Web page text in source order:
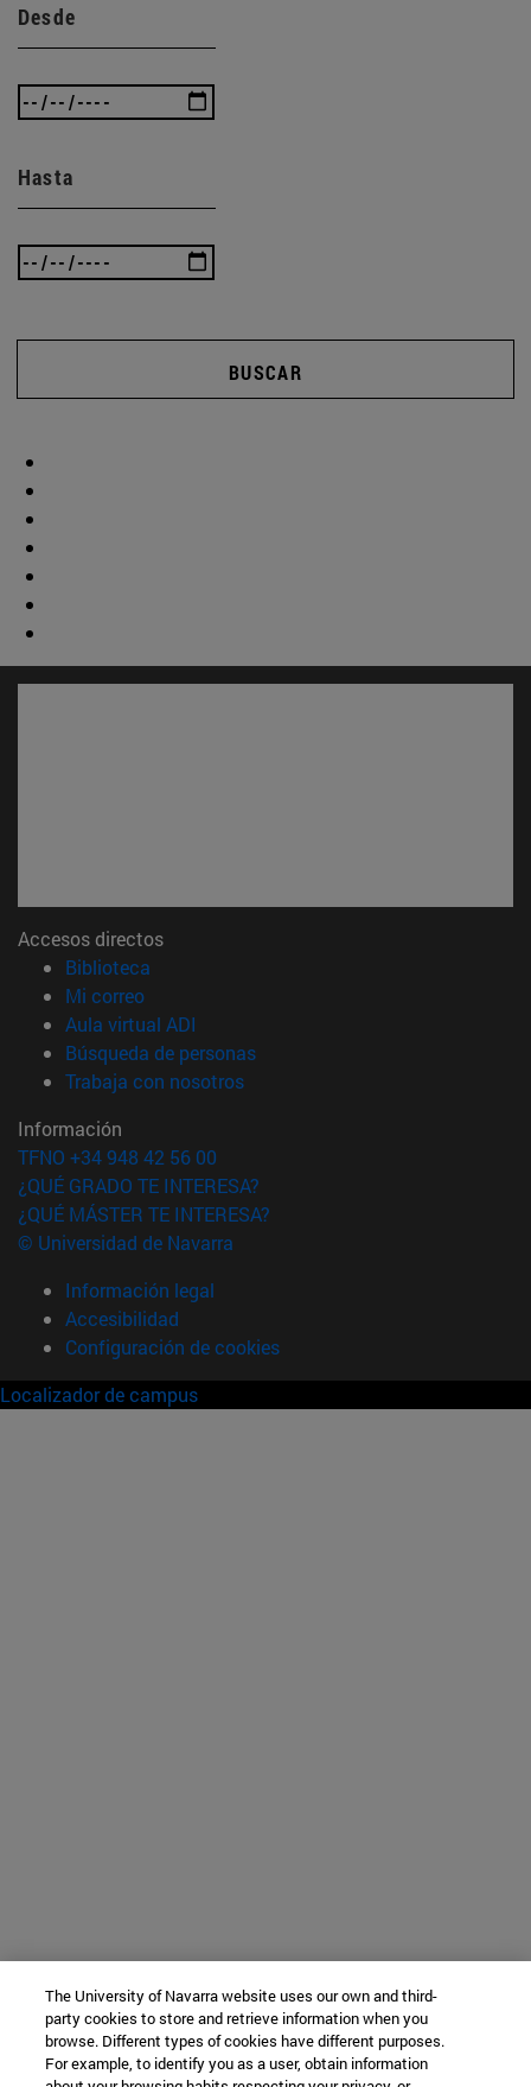
Desde
Hasta
BUSCAR
Accesos directos
Biblioteca
Mi correo(abre en nueva ventana)
Aula virtual ADI
Búsqueda de personas(abre en nueva ventana)
Trabaja con nosotros(abre en nueva ventana)
Información
TFNO +34 948 42 56 00
¿QUÉ GRADO TE INTERESA?
¿QUÉ MÁSTER TE INTERESA?
© Universidad de Navarra
Información legal
Accesibilidad
Configuración de cookies
Localizador de campus
The University of Navarra website uses our own and third-
party cookies to store and retrieve information when you
browse. Different types of cookies have different purposes.
For example, to identify you as a user, obtain information